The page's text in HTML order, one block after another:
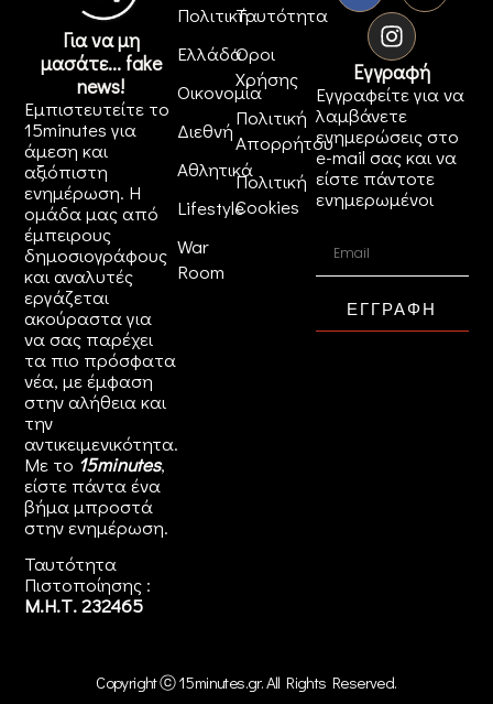
Για να μη
μασάτε... fake
news!
Εμπιστευτείτε το
15minutes για
άμεση και
αξιόπιστη
ενημέρωση. Η
ομάδα μας από
έμπειρους
δημοσιογράφους
και αναλυτές
εργάζεται
ακούραστα για
να σας παρέχει
τα πιο πρόσφατα
νέα, με έμφαση
στην αλήθεια και
την
αντικειμενικότητα.
Με το 15minutes,
είστε πάντα ένα
βήμα μπροστά
στηνενημέρωση.
Ταυτότητα
Πιστοποίησης :
Μ.Η.Τ. 232465
Πολιτική
Ελλάδα
Οικονομία
Διεθνή
Αθλητικά
Lifestyle
War
Room
Ταυτότητα
Όροι
Χρήσης
Πολιτική
Απορρήτου
Πολιτική
Cookies
Εγγραφή
Εγγραφείτε για να
λαμβάνετε
ενημερώσεις στο
e-mail σας και να
είστε πάντοτε
ενημερωμένοι
ΕΓΓΡΑΦΗ
Copyright ⓒ 15minutes.gr. All Rights Reserved.